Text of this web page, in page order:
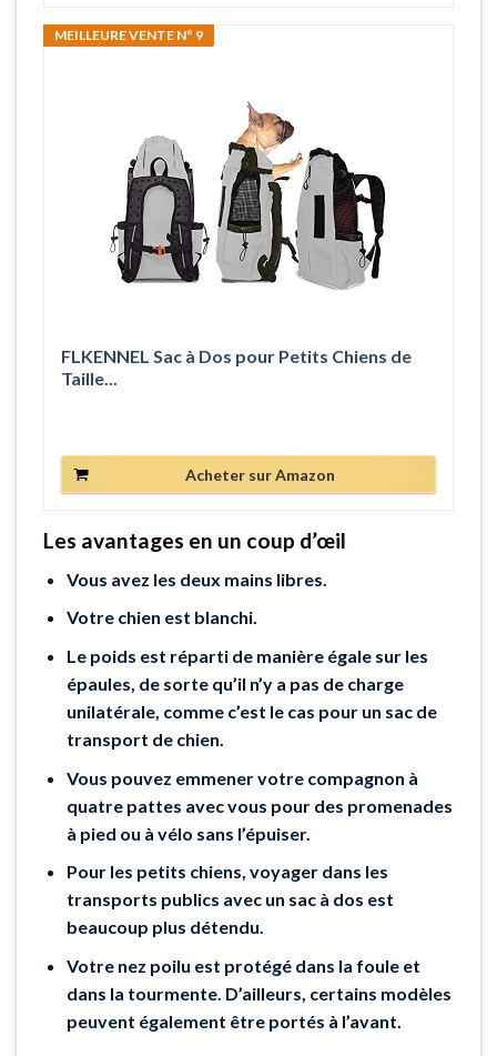
MEILLEURE VENTE N° 9
FLKENNEL Sac à Dos pour Petits Chiens de
Taille...
Acheter sur Amazon
Les avantages en un coup d’œil
Vous avez les deux mains libres.
Votre chien est blanchi.
Le poids est réparti de manière égale sur les
épaules, de sorte qu’il n’y a pas de charge
unilatérale, comme c’est le cas pour un sac de
transport de chien.
Vous pouvez emmener votre compagnon à
quatre pattes avec vous pour des promenades
à pied ou à vélo sans l’épuiser.
Pour les petits chiens, voyager dans les
transports publics avec un sac à dos est
beaucoup plus détendu.
Votre nez poilu est protégé dans la foule et
dans la tourmente. D’ailleurs, certains modèles
peuvent également être portés à l’avant.